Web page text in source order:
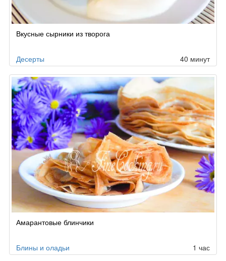
Вкусные сырники из творога
Десерты 40 минут
Амарантовые блинчики
Блины и оладьи 1 час